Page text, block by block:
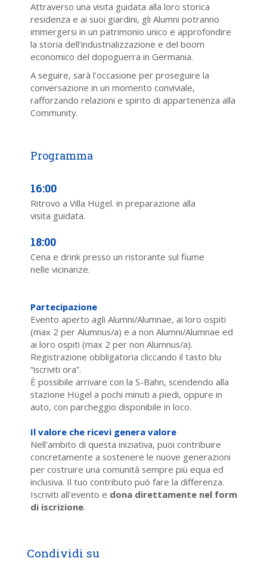
Attraverso una visita guidata alla loro storica
residenza e ai suoi giardini, gli Alumni potranno
immergersi in un patrimonio unico e approfondire
la storia dell’industrializzazione e del boom
economico del dopoguerra in Germania.
A seguire, sarà l’occasione per proseguire la
conversazione in un momento conviviale,
rafforzando relazioni e spirito di appartenenza alla
Community.
16:00
Ritrovo a Villa Hügel. in preparazione alla
visita guidata.
18:00
Cena e drink presso un ristorante sul fiume
nelle vicinanze.
Partecipazione
Evento aperto agli Alumni/Alumnae, ai loro ospiti
(max 2 per Alumnus/a) e a non Alumni/Alumnae ed
ai loro ospiti (max 2 per non Alumnus/a).
Registrazione obbligatoria cliccando il tasto blu
“iscriviti ora”.
È possibile arrivare con la S-Bahn, scendendo alla
stazione Hügel a pochi minuti a piedi, oppure in
auto, con parcheggio disponibile in loco.
Il valore che ricevi genera valore
Nell'ambito di questa iniziativa, puoi contribuire
concretamente a sostenere le nuove generazioni
per costruire una comunità sempre più equa ed
inclusiva. Il tuo contributo può fare la differenza.
Iscriviti all'evento e dona direttamente nel form
di iscrizione.
Condividi su